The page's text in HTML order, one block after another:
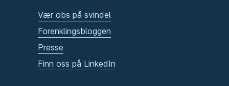
Vær obs på svindel
Forenklingsbloggen
Presse
Finn oss på LinkedIn